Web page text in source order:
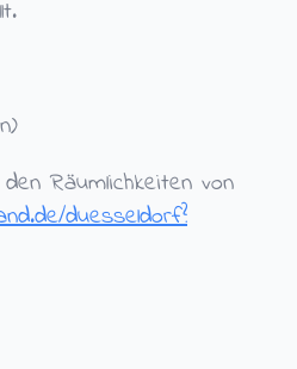
Räumlichkeiten von
duesseldorf?